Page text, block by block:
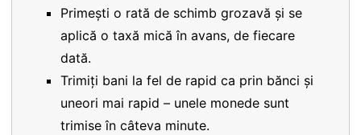
Primești o rată de schimb grozavă și se
aplică o taxă mică în avans, de fiecare
dată.
Trimiți bani la fel de rapid ca prin bănci și
uneori mai rapid – unele monede sunt
trimise în câteva minute.